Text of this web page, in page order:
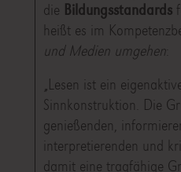
die Bildungsstandards
heißt es im
und Medien umgehen:
„Lesen ist ein
Sinnkonstruktion. Die
genießenden,
interpretierenden und
damit eine tragfähige